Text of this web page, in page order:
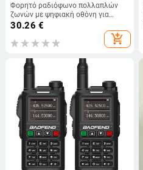
Φορητό ραδιόφωνο πολλαπλών
ζωνών με ψηφιακή οθόνη για
ηλικιωμένους Κατασκευαστής
προμηθειών εξωτερικού εμπορίου
Dropshipping
30.26 €
add_shopping_cart